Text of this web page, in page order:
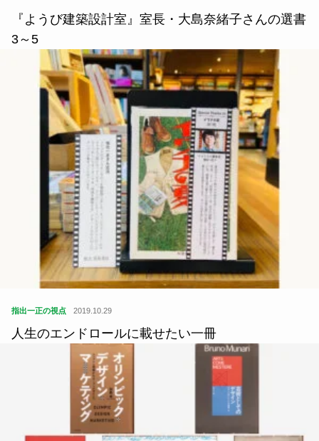
『ようび建築設計室』室長・大島奈緒子さんの選書
3～5
指出一正の視点 2019.10.29
人生のエンドロールに載せたい一冊